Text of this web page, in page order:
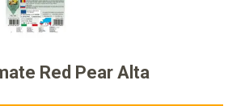
Red Pear Alta